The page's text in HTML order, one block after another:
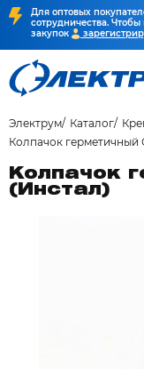
Для оптовых
сотрудничества.
закупок
Электрум Каталог
Колпачок герметичный
Колпачок
(Инстал)